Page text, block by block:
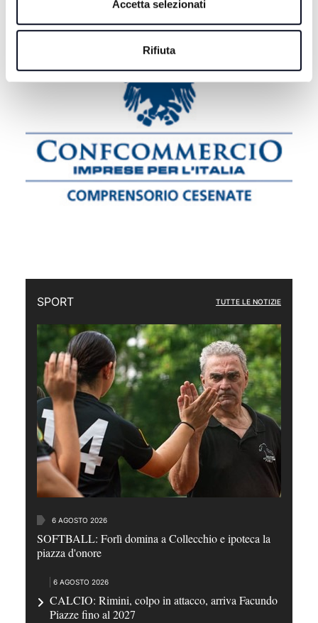
Accetta selezionati
Rifiuta
SPORT TUTTE LE NOTIZIE
6 AGOSTO 2026
SOFTBALL: Forlì domina a Collecchio e ipoteca la
piazza d'onore
6 AGOSTO 2026
CALCIO: Rimini, colpo in attacco, arriva Facundo
Piazze fino al 2027